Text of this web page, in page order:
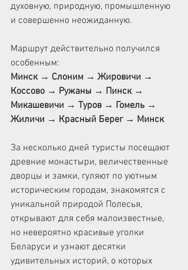
духовную, природную, промышленную
и совершенно неожиданную.
Маршрут действительно получился
особенным:
Минск → Слоним → Жировичи →
Коссово → Ружаны → Пинск →
Микашевичи → Туров → Гомель →
Жиличи → Красный Берег → Минск
За несколько дней туристы посещают
древние монастыри, величественные
дворцы и замки, гуляют по уютным
историческим городам, знакомятся с
уникальной природой Полесья,
открывают для себя малоизвестные,
но невероятно красивые уголки
Беларуси и узнают десятки
удивительных историй, о которых